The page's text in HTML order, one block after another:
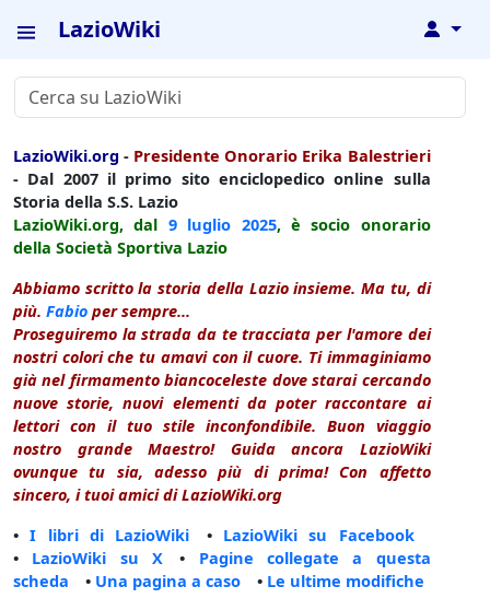
LazioWiki ↓
LazioWiki.org - Presidente Onorario Erika Balestrieri
- Dal 2007 il primo sito enciclopedico online sulla
Storia della S.S. Lazio
LazioWiki.org, dal 9 luglio 2025, è socio onorario
della Società Sportiva Lazio
Abbiamo scritto la storia della Lazio insieme. Ma tu, di
più. Fabio per sempre...
Proseguiremo la strada da te tracciata per l'amore dei
nostri colori che tu amavi con il cuore. Ti immaginiamo
già nel firmamento biancoceleste dove starai cercando
nuove storie, nuovi elementi da poter raccontare ai
lettori con il tuo stile inconfondibile. Buon viaggio
nostro grande Maestro! Guida ancora LazioWiki
ovunque tu sia, adesso più di prima! Con affetto
sincero, i tuoi amici di LazioWiki.org
•I libri di LazioWiki • LazioWiki su Facebook
• LazioWiki su X • Pagine collegate a questa
scheda • Una pagina a caso • Le ultime modifiche